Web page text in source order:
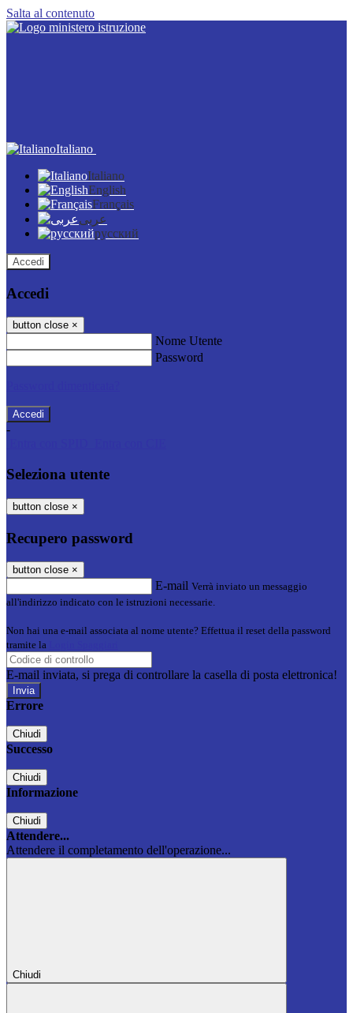
Salta al contenuto
Italiano
Italiano
English
Français
عربى
русский
Accedi
Accedi
button close ×
Nome Utente
Password
-
Seleziona utente
button close ×
Recupero password
button close ×
E-mail Verrà inviato un messaggio
all'indirizzo indicato con le istruzioni necessarie.
Non hai una e-mail associata al nome utente? Effettua il reset della password
tramite la
E-mail inviata, si prega di controllare la casella di posta elettronica!
Errore
Chiudi
Successo
Chiudi
Informazione
Chiudi
Attendere...
Attendere il completamento dell'operazione...
Chiudi